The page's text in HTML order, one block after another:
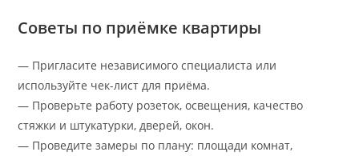
Советы по приёмке квартиры
— Пригласите независимого специалиста или
используйте чек-лист для приёма.
— Проверьте работу розеток, освещения, качество
стяжки и штукатурки, дверей, окон.
— Проведите замеры по плану: площади комнат,